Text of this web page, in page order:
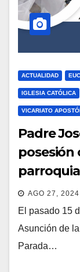
ACTUALIDAD
IGLESIA CATÓLICA
VICARIATO
Padre
posesión
AGO 27, 2024
El pasado 15
Asunción de
Parada…